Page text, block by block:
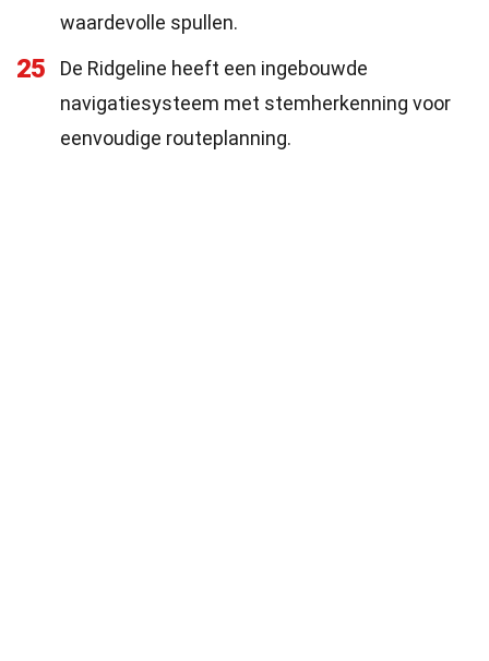
waardevolle spullen.
25
De Ridgeline heeft een ingebouwde
navigatiesysteem met stemherkenning voor
eenvoudige routeplanning.